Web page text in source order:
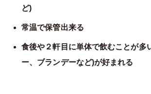
ど)
常温で保管出来る
食後や２軒目に単体で飲むことが多
ー、ブランデーなど)が好まれる